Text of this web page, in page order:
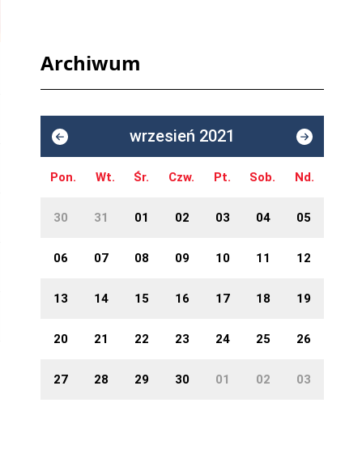
Archiwum
wrzesień 2021
Pon. Wt. Śr. Czw. Pt. Sob. Nd.
30 31 01 02 03 04 05
06 07 08 09 10 11 12
13 14 15 16 17 18 19
20 21 22 23 24 25 26
27 28 29 30 01 02 03